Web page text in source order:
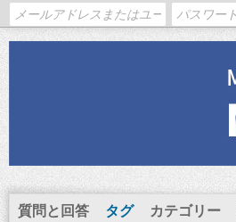
質問と回答 タグ カテゴリー